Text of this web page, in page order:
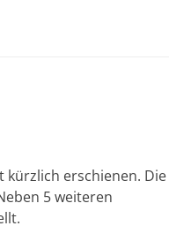
kürzlich erschienen. Die
5 weiteren